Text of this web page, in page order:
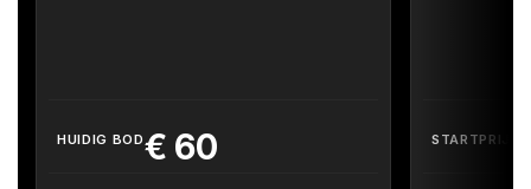
HUIDIG BOD€ 60 STARTPRIJS